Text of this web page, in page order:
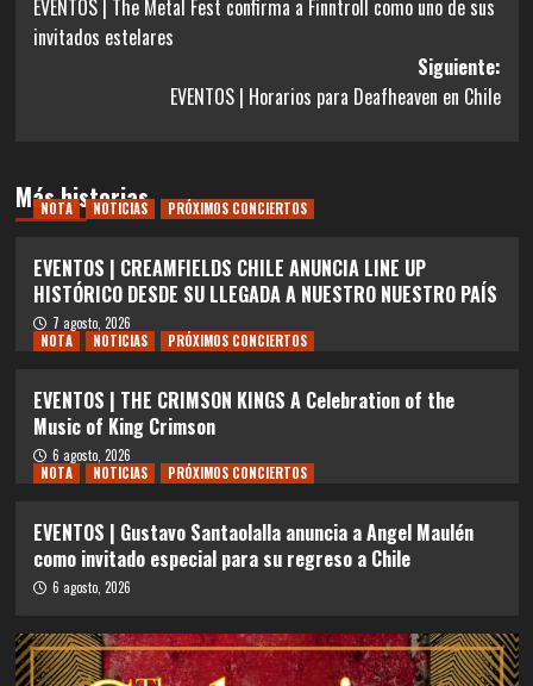
de
entradas
EVENTOS | The Metal Fest confirma a Finntroll como uno de sus
invitados estelares
Siguiente:
EVENTOS | Horarios para Deafheaven en Chile
Más historias
NOTA NOTICIAS PRÓXIMOS CONCIERTOS
EVENTOS | CREAMFIELDS CHILE ANUNCIA LINE UP
HISTÓRICO DESDE SU LLEGADA A NUESTRO NUESTRO PAÍS
7 agosto, 2026
NOTA
NOTICIAS PRÓXIMOS CONCIERTOS
EVENTOS | THE CRIMSON KINGS A Celebration of the
Music of King Crimson
6 agosto, 2026
NOTA
NOTICIAS PRÓXIMOS CONCIERTOS
EVENTOS | Gustavo Santaolalla anuncia a Angel Maulén
como invitado especial para su regreso a Chile
6 agosto, 2026